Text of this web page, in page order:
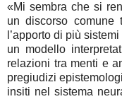
«Mi sembra che si
un discorso comune
l’apporto di più
un modello
relazioni tra menti e
pregiudizi
insiti nel sistema